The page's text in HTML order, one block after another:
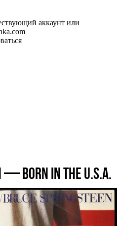
аккаунт или
Born In The U.S.A.